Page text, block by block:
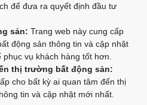
để đưa ra quyết định đầu tư
sản: Trang web này cung cấp
động sản thông tin và cập nhật
vụ khách hàng tốt hơn.
thị trường bất động sản:
cho bất kỳ ai quan tâm đến thị
tin và cập nhật mới nhất.